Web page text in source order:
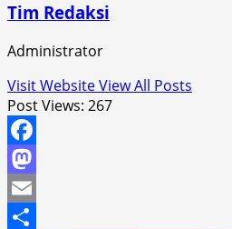
Tim Redaksi
Administrator
Visit WebsiteView All Posts
Post Views: 267
Facebook
Mastodon
Email